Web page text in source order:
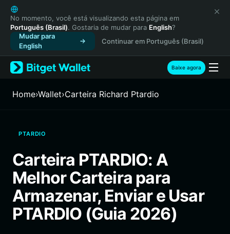
English
日本語
Tiếng Việt
Русский
Español (Latinoamérica)
Türkçe
Français
繁體中文
Bahasa Indonesia
ภาษาไทย
Español
Português (Brasil)
No momento, você está visualizando esta página em
Português (Brasil). Gostaria de mudar para English?
Mudar para
English
Continuar em Português (Brasil)
Baixe agora
Home›Wallet›Carteira Richard Ptardio
PTARDIO
Carteira PTARDIO: A
Melhor Carteira para
Armazenar, Enviar e Usar
PTARDIO (Guia 2026)